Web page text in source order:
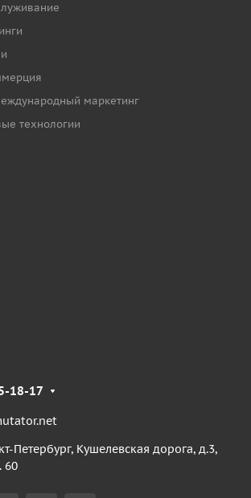
маркетинг
технологии
18-17
Петербург, Кушелевская дорога, д.3,
60